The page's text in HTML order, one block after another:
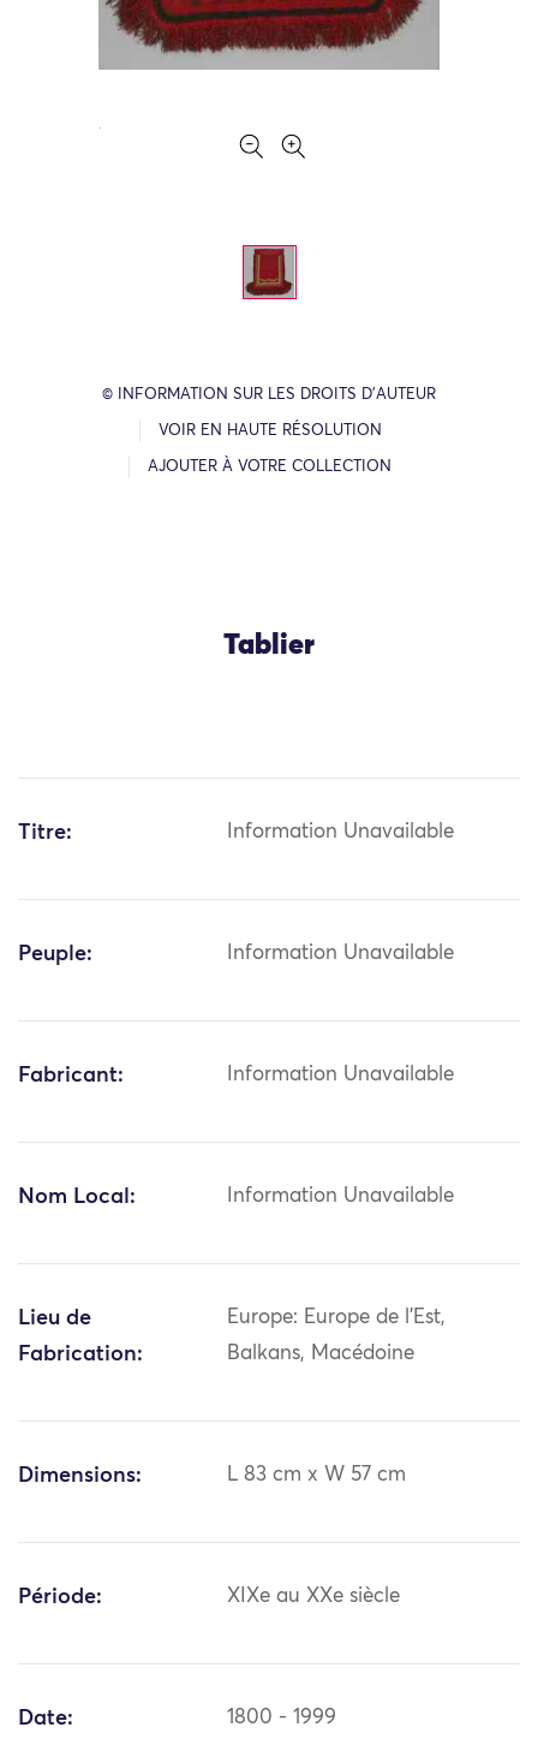
© INFORMATION SUR LES DROITS D’AUTEUR
VOIR EN HAUTE RÉSOLUTION
AJOUTER À VOTRE COLLECTION
Tablier
Titre: Information Unavailable
Peuple: Information Unavailable
Fabricant: Information Unavailable
Nom Local: Information Unavailable
Lieu de
Fabrication:
Europe: Europe de l'Est,
Balkans, Macédoine
Dimensions: L 83 cm x W 57 cm
Période: XIXe au XXe siècle
Date: 1800 - 1999